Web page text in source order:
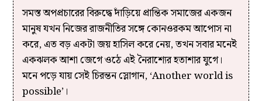
সমস্ত অপপ্রচারের বিরুদ্ধে দাঁড়িয়ে প্রান্তিক সমাজের একজন
মানুষ যখন নিজের রাজনীতির সঙ্গে কোনওরকম আপোস না
করে, এত বড় একটা জয় হাসিল করে নেয়, তখন সবার মনেই
একঝলক আশা জেগে ওঠে এই নৈরাশ্যের হতাশার যুগে।
মনে পড়ে যায় সেই চিরন্তন স্লোগান, ‘Another world is
possible’।